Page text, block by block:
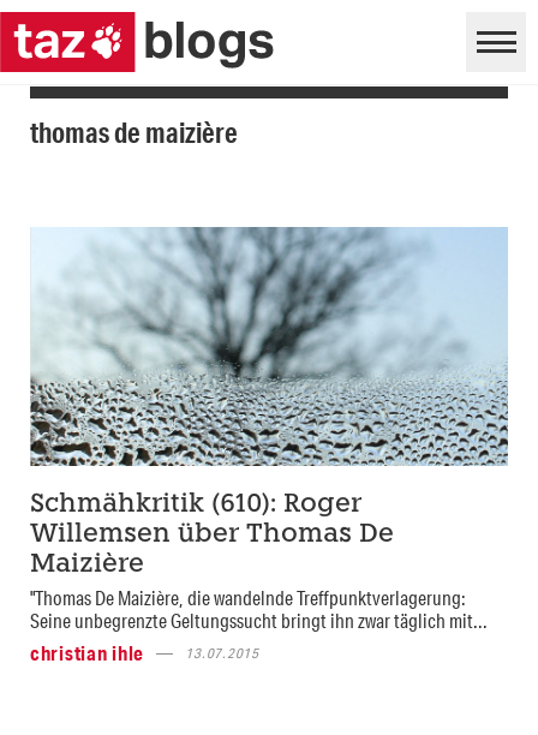
thomas de maizière
Schmähkritik (610): Roger
Willemsen über Thomas De
Maizière
"Thomas De Maizière, die wandelnde Treffpunktverlagerung:
Seine unbegrenzte Geltungssucht bringt ihn zwar täglich mit...
christian ihle
13.07.2015